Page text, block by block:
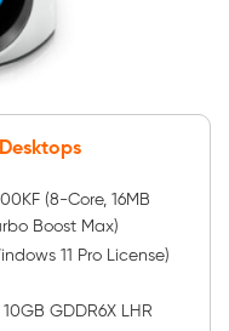
(8-Core, 16MB
Boost Max)
11 Pro License)
GDDR6X LHR